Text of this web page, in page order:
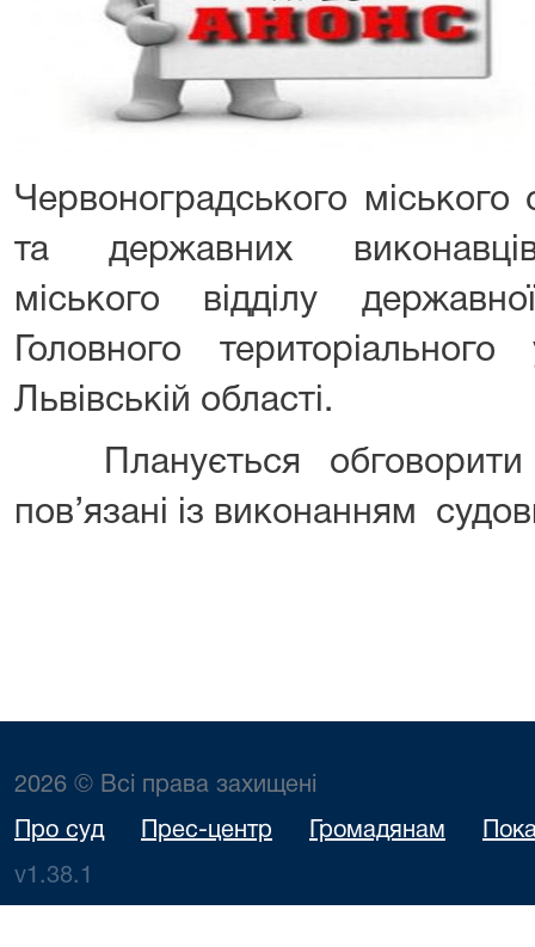
Червоноградського міського
та державних
міського відділу
Головного
Львівській області.
Планується обговорити
пов’язані із виконанням
2026 © Всі права захищені
Про суд Прес-центр Громадянам
v1.38.1